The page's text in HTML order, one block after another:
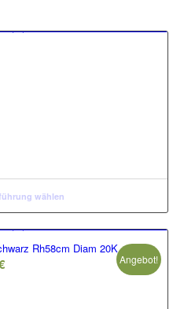
wählen
Rh58cm Diam 20K
Aktueller
Angebot!